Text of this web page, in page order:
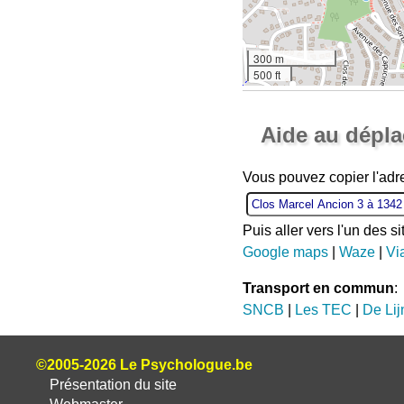
300 m
500 ft
Aide au
Vous pouvez copier
Puis aller vers l'un des
Google maps| Waze|
Transport en commun:
SNCB
Les TEC De
©2005-2026 Le Psychologue.be
Présentation du site